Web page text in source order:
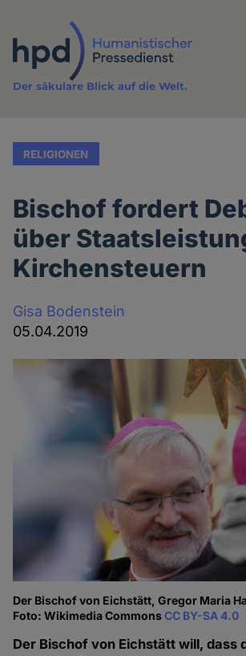
Inhalt
Der säkulare Blick auf die Welt.
RELIGIONEN
Bischof fordert
über
Kirchensteuern
Gisa Bodenstein
05.04.2019
Der Bischof von Eichstätt, Gregor Maria
Foto: Wikimedia CommonsCC BY-SA 4.0
Der Bischof von Eichstätt will, dass